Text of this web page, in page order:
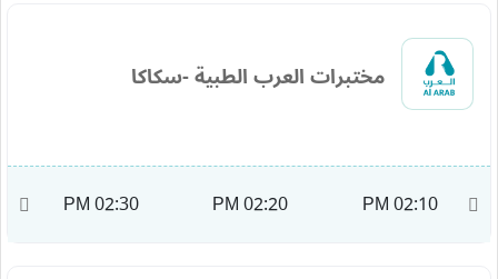
مختبرات العرب الطبية -سكاكا
02:10 PM
02:20 PM
02:30 PM